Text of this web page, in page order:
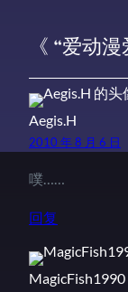
《 “爱动
Aegis.H
2010 年 8 月 6 日
噗……
回复
MagicFish1990